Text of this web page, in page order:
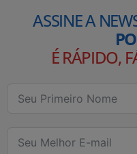
ASSINE A
É RÁPIDO,